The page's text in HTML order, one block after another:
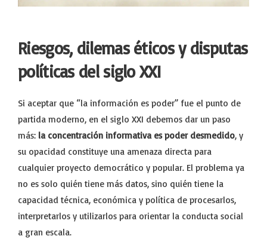
Riesgos, dilemas éticos y disputas
políticas del siglo XXI
Si aceptar que “la información es poder” fue el punto de
partida moderno, en el siglo XXI debemos dar un paso
más: la concentración informativa es poder desmedido, y
su opacidad constituye una amenaza directa para
cualquier proyecto democrático y popular. El problema ya
no es solo quién tiene más datos, sino quién tiene la
capacidad técnica, económica y política de procesarlos,
interpretarlos y utilizarlos para orientar la conducta social
a gran escala.